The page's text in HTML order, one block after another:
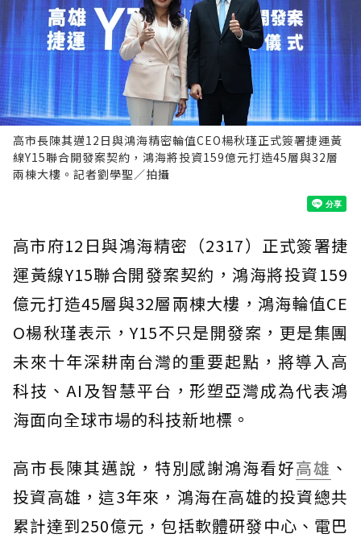
高市長陳其邁12日與鴻海精密輪值CEO楊秋瑾正式簽署捷運黃
線Y15聯合開發案契約，鴻海將投資159億元打造45層與32層
兩棟大樓。記者劉學聖／拍攝
高市府12日與鴻海精密（2317）正式簽署捷
運黃線Y15聯合開發案契約，鴻海將投資159
億元打造45層與32層兩棟大樓，鴻海輪值CE
O楊秋瑾表示，Y15不只是開發案，更是集團
未來十年深耕南台灣的重要起點，將導入高
科技、AI及智慧平台，形塑亞灣成為代表鴻
海面向全球市場的科技新地標。
高市長陳其邁說，特別感謝鴻海看好高雄 、
投資高雄，這3年來，鴻海在高雄的投資總共
累計達到250億元，包括軟體研發中心、電巴